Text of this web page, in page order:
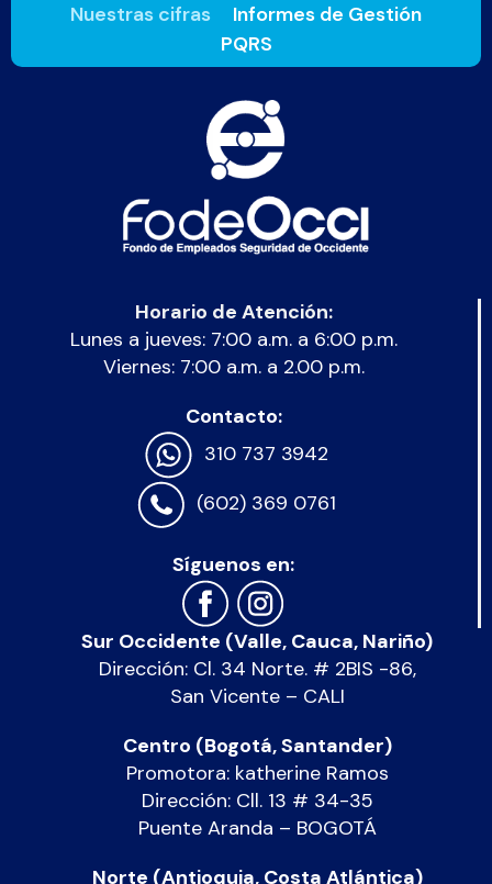
Nuestras cifras
Informes de Gestión
PQRS
Horario de Atención:
Lunes a jueves: 7:00 a.m. a 6:00 p.m.
Viernes: 7:00 a.m. a 2.00 p.m.
Contacto:
310 737 3942
(602) 369 0761
Síguenos en:
Sur Occidente (Valle, Cauca, Nariño)
Dirección: Cl. 34 Norte. # 2BIS -86,
San Vicente – CALI
Centro (Bogotá, Santander)
Promotora: katherine Ramos
Dirección: Cll. 13 # 34-35
Puente Aranda – BOGOTÁ
Norte (Antioquia, Costa Atlántica)